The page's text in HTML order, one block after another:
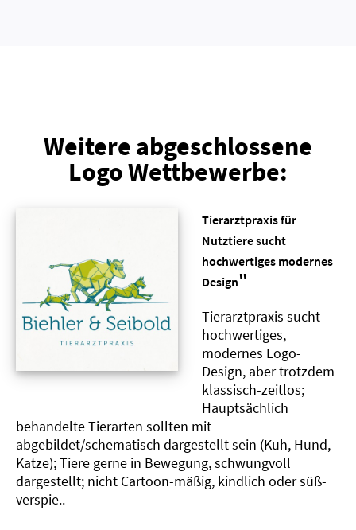
Weitere abgeschlossene
Logo Wettbewerbe:
Tierarztpraxis für
Nutztiere sucht
hochwertiges modernes
Design"
Tierarztpraxis sucht
hochwertiges,
modernes Logo-
Design, aber trotzdem
klassisch-zeitlos;
Hauptsächlich
behandelte Tierarten sollten mit
abgebildet/schematisch dargestellt sein (Kuh, Hund,
Katze); Tiere gerne in Bewegung, schwungvoll
dargestellt; nicht Cartoon-mäßig, kindlich oder süß-
verspie..